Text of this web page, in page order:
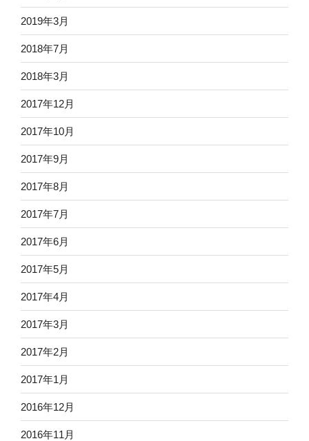
2019年3月
2018年7月
2018年3月
2017年12月
2017年10月
2017年9月
2017年8月
2017年7月
2017年6月
2017年5月
2017年4月
2017年3月
2017年2月
2017年1月
2016年12月
2016年11月